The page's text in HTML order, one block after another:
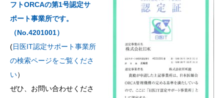
フトORCAの第1号認定サ
ポート事業所です。
（No.4201001）
(日医IT認定サポート事業所
の検索ページをご覧くださ
い）
ぜひ、お問い合わせくださ